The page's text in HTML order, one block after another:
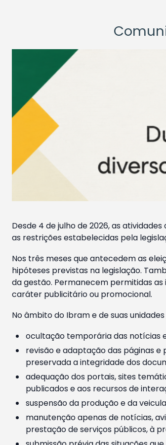
Desde 4 de julho de 2026, as
as restrições estabelecidas pela
Nos três meses que antecedem as
hipóteses previstas na legislação.
da gestão. Permanecem permitidas
caráter publicitário ou promocional.
No âmbito do Ibram e de suas
ocultação temporária das notícias
revisão e adaptação das páginas
preservada a integridade dos
adequação dos portais, sites
publicados e aos recursos de
suspensão da produção e da
manutenção apenas de notícias,
prestação de serviços públicos, à